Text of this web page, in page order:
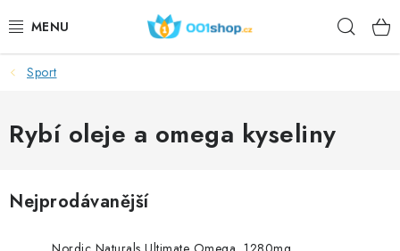
na
DOPLŇKY STRAVY
KOSMETIKA
POTRAVINY
Sport
Rybí oleje a omega kyseliny
Nejprodávanější